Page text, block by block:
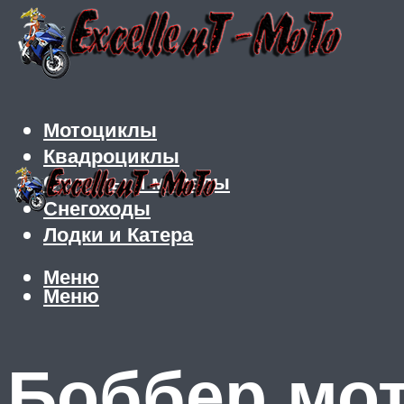
Мотоциклы
Квадроциклы
Скутеры и мопеды
Снегоходы
Лодки и Катера
Меню
Меню